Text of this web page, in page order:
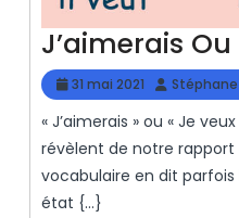
J’aimerais Ou
31 mai 2021
31
mai
2021
Stéphane
« J’aimerais » ou « Je
révèlent de notre rapport
vocabulaire en dit
état {...}